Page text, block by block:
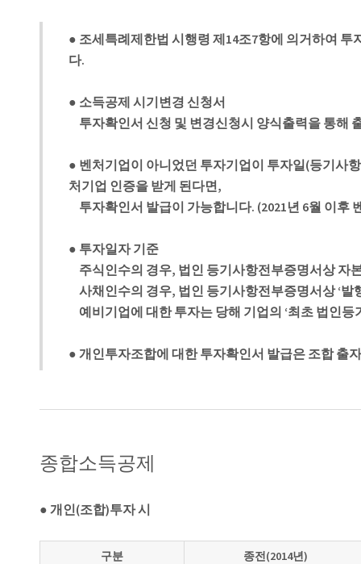
● 조세특례제한법 시행령 제14조7항에 의거하여
다.
● 소득공제 시기변경 신청서
투자확인서 신청 및 변경신청시 양식출력을 통해
● 벤처기업이 아니었던 투자기업이 투자일(등기사
처기업 인증을 받게 된다면,
투자확인서 발급이 가능합니다. (2021년 6월 이후
● 투자일자 기준
주식인수의 경우, 법인 등기사항전부증명서상 자
사채인수의 경우, 법인 등기사항전부증명서상 ‘발
예비기업에 대한 투자는 당해 기업의 ‘최초 법인등
● 개인투자조합에 대한 투자확인서 발급은 조합 출
종합소득공제
● 개인(조합)투자 시
구분 종전(2014년)